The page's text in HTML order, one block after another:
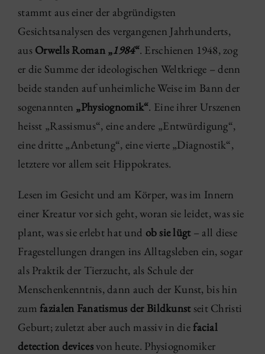
stammt aus einer der abgründigsten
Gesichtsanalysen des vergangenen Jahrhunderts,
aus Orwells Roman „1984“. Erschienen 1948, zog
er die Summe der ideologischen Weltkriege – denn
beide standen auf unheimliche Weise im Bann der
sogenannten „Physiognomik“. Eine ihrer Urszenen
heisst „Rassismus“, eine andere „Entwürdigung“,
eine dritte „Anbetung“, eine vierte „Diagnostik“,
letztere vor allem seit Hippokrates.
Lesen im Gesicht und am Körper, was im Innern
einer Kreatur vor sich geht, woran sie leidet, was sie
plant, was sie erlebt hat und ob sie lügt – all diese
Fragestellungen drangen ins Alltagsleben ein, sogar
als Praktik der Tierzucht, als Schule der
Menschenkenntnis, dann auch der Kunst, bis hin
zumfazialen Fanatismus der Bildkunstseit Christi
Geburt; zuletzt aber auch massiv in diefacial
detection devicesvon heute. Physiognomiker